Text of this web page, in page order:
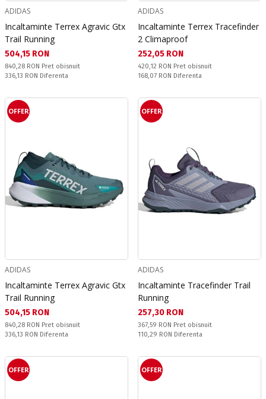
ADIDAS
Incaltaminte Terrex Agravic Gtx
Trail Running
Текуща цена:
504,15 RON
Pret obisnuit:
840,28 RON Pret obisnuit
Спестявате:
336,13 RON Diferenta
ADIDAS
Incaltaminte Terrex Tracefinder
2 Climaproof
Текуща цена:
252,05 RON
Pret obisnuit:
420,12 RON Pret obisnuit
Спестявате:
168,07 RON Diferenta
OFFER
ADIDAS
Incaltaminte Terrex Agravic Gtx
Trail Running
Текуща цена:
504,15 RON
Pret obisnuit:
840,28 RON Pret obisnuit
Спестявате:
336,13 RON Diferenta
OFFER
ADIDAS
Incaltaminte Tracefinder Trail
Running
Текуща цена:
257,30 RON
Pret obisnuit:
367,59 RON Pret obisnuit
Спестявате:
110,29 RON Diferenta
OFFER OFFER